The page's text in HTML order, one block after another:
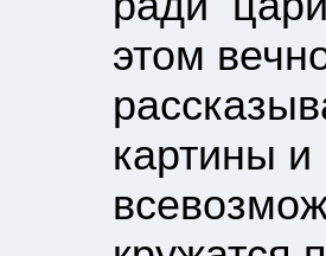
этом
картины